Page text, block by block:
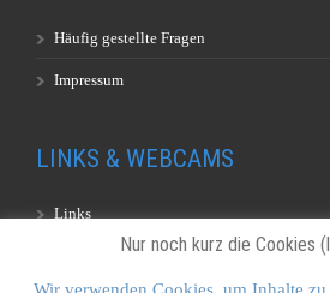
Häufig gestellte Fragen
Impressum
LINKS & WEBCAMS
Links
Nur noch kurz die Cookies